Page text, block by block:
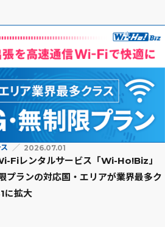
2026.07.01
Fiレンタルサービス「Wi-Ho!Biz」
プランの対応国・エリアが業界最多ク
に拡大